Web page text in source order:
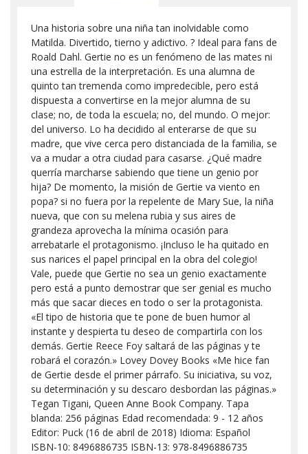
Una historia sobre una niña tan inolvidable como
Matilda. Divertido, tierno y adictivo. ? Ideal para fans de
Roald Dahl. Gertie no es un fenómeno de las mates ni
una estrella de la interpretación. Es una alumna de
quinto tan tremenda como impredecible, pero está
dispuesta a convertirse en la mejor alumna de su
clase; no, de toda la escuela; no, del mundo. O mejor:
del universo. Lo ha decidido al enterarse de que su
madre, que vive cerca pero distanciada de la familia, se
va a mudar a otra ciudad para casarse. ¿Qué madre
querría marcharse sabiendo que tiene un genio por
hija? De momento, la misión de Gertie va viento en
popa? si no fuera por la repelente de Mary Sue, la niña
nueva, que con su melena rubia y sus aires de
grandeza aprovecha la mínima ocasión para
arrebatarle el protagonismo. ¡Incluso le ha quitado en
sus narices el papel principal en la obra del colegio!
Vale, puede que Gertie no sea un genio exactamente
pero está a punto demostrar que ser genial es mucho
más que sacar dieces en todo o ser la protagonista.
«El tipo de historia que te pone de buen humor al
instante y despierta tu deseo de compartirla con los
demás. Gertie Reece Foy saltará de las páginas y te
robará el corazón.» Lovey Dovey Books «Me hice fan
de Gertie desde el primer párrafo. Su iniciativa, su voz,
su determinación y su descaro desbordan las páginas.»
Tegan Tigani, Queen Anne Book Company. Tapa
blanda: 256 páginas Edad recomendada: 9 - 12 años
Editor: Puck (16 de abril de 2018) Idioma: Español
ISBN-10: 8496886735 ISBN-13: 978-8496886735